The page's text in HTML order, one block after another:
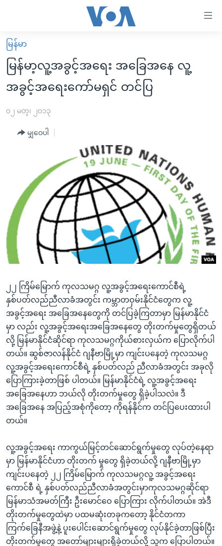
လွယ်ကူ
စေ
Link
များ
ပင်မ
အ
ညွန်း
စာမျက်နှာ
သို့
ကြည့်
ရန်
ရှာဖွေ
ရန်
နေရာ
ကျော်
မူလစာမျက်နှာ
မြန်မာ
ကမ္ဘာ့သတင်းများ
အစ္စရေး-ပါလက်စတိုင်း
ရပ်ဝန်းတခု လမ်းတခု အလွန်
အင်္ဂလိပ်စာလေ့လာမယ်
အမေရိကန်သုံးအီဒီယံ
မကြေးမုံရဲ့ အင်္ဂလိပ်စာ
ရုပ်ရှင်ထဲက အင်္ဂလိပ်စာ
သုတပဒေသာ အင်္ဂလိပ်စာ
အပတ်စဉ်ကဏ္ဍများ
ရေဒီယို
တီဗွီ
ရေဒီယိုနှင့်ရုပ်သံ အချက်အလက်များ
ရေဒီယို/တီဗွီအစီအစဉ်
Learning English
ဗွီအိုအေ လူမှုကွန်ယက်များ
ဘာသာစကားများ
မြန်မာ
မြန်မာ့လူ့အခွင့်အရေး အခြေအနေ လူ့
အခွင့်အရေးကော်မရှင် တင်ပြ
၀၂ မတ္၊ ၂၀၁၃
မျှဝေပါ
၂၂ ကြိမ်မြောက် ကုလသမဂ္ဂ လူ့အခွင့်အရေးကောင်စီရဲ့
နှစ်ပတ်လည်ညီလာခံအတွင်း ကမ္ဘာတဝှမ်းနိုင်ငံတွေက လူ့
အခွင့်အရေး အခြေအနေတွေကို တင်ပြခဲ့ကြတာမှာ မြန်မာနိုင်ငံ
မှာ လည်း လူ့အခွင့်အရေးအခြေအနေတွေ တိုးတက်မှုတွေရှိတယ်
လို့ မြန်မာနိုင်ငံဆိုင်ရာ ကုလသမဂ္ဂကိုယ်စားလှယ်က ပြောလိုက်ပါ
တယ်။ ဆွစ်ဇာလန်နိုင်ငံ ဂျနီဗာမြို့မှာ ကျင်းပနေတဲ့ ကုလသမဂ္ဂ
လူ့အခွင့်အရေးကောင်စီရဲ့ နှစ်ပတ်လည် ညီလာခံအတွင်း အခုလို
ပြောကြားခဲ့တာဖြစ် ပါတယ်။ မြန်မာနိုင်ငံရဲ့ လူ့အခွင့်အရေး
အခြေအနေဟာ ဘယ်လို တိုးတက်မှုတွေ ရှိခဲ့ပါသလဲ။ ဒီ
အခြေအနေ အပြည့်အစုံကိုတော့ ကိုရန်နိုင်က တင်ပြပေးထားပါ
တယ်။
လူ့အခွင့်အရေး ကာကွယ်မြင့်တင်ဆောင်ရွက်မှုတွေ လုပ်တဲ့နေရာ
မှာ မြန်မာနိုင်ငံဟာ တိုးတက် မှုတွေ ရှိခဲ့တယ်လို့ ဂျနီဗာမြို့မှာ
ကျင်းပနေတဲ့ ၂၂ ကြိမ်မြောက် ကုလသမဂ္ဂလူ့ အခွင့်အရေး
ကောင်စီ ရဲ့ နှစ်ပတ်လည်ညီလာခံအတွင်းမှာကုလသမဂ္ဂဆိုင်ရာ
မြန်မာသံအမတ်ကြီး ဦးမောင်ဝေ ပြောကြား လိုက်ပါတယ်။ အဲဒီ
တိုးတက်မှုတွေထဲမှာ ပထမဆုံးတခုကတော့ နိုင်ငံတကာ
ကြက်ခြေနီအဖွဲ့နဲ့ ပူးပေါင်းဆောင်ရွက်မှုတွေ လုပ်နိုင်ခဲ့တာဖြစ်ပြီး
တိုးတက်မှုတွေ အတော်များများရှိခဲ့တယ်လို့ သူက ပြောပါတယ်။